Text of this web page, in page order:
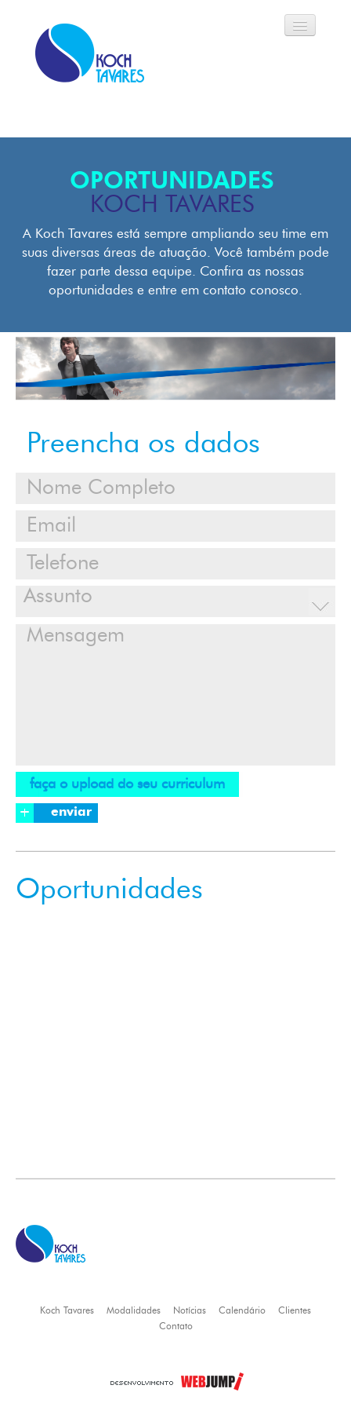
Áreas de Atuação
Parceiros
Modalidades
Notícias
Calendário
Cases
Contato
Login
OPORTUNIDADES
KOCH TAVARES
A Koch Tavares está sempre ampliando seu time em
suas diversas áreas de atuação. Você também pode
fazer parte dessa equipe. Confira as nossas
oportunidades e entre em contato conosco.
Preencha os dados
faça o upload do seu curriculum
+
Oportunidades
Koch Tavares Modalidades Notícias Calendário
Clientes
Contato